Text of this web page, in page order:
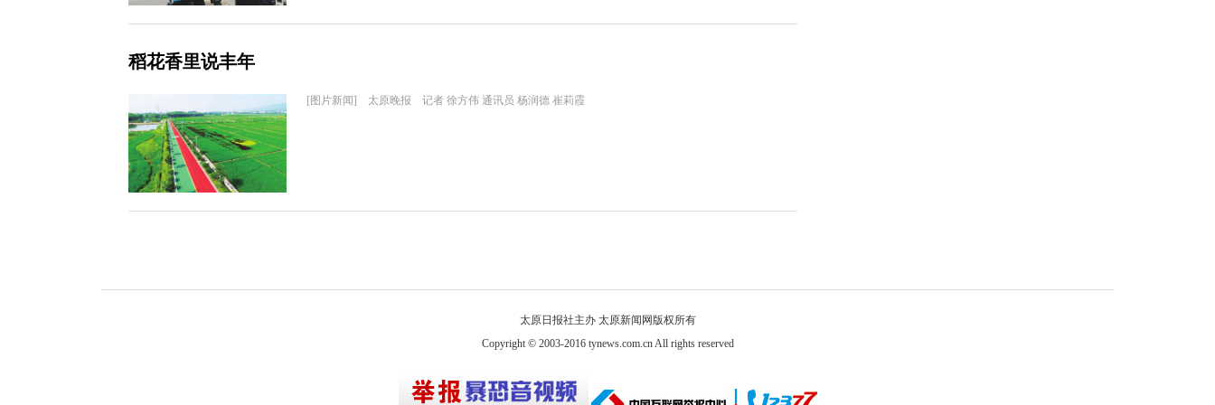
稻花香里说丰年
[图片新闻] 太原晚报 记者 徐方伟 通讯员 杨润德 崔莉霞
太原日报社主办 太原新闻网版权所有
Copyright © 2003-2016 tynews.com.cn All rights reserved